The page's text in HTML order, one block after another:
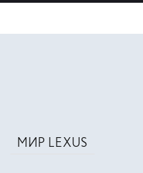
МИР LEXUS